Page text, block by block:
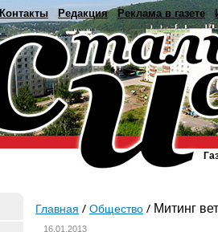
Контакты Редакция Реклама в газете
Главная Общество Митинг
16.01.2013